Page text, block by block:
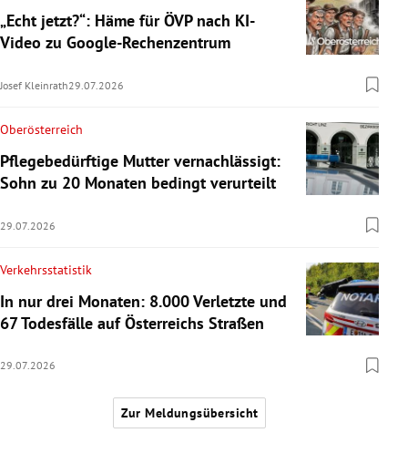
„Echt jetzt?“: Häme für ÖVP nach KI-
Video zu Google-Rechenzentrum
Josef Kleinrath29.07.2026
Oberösterreich
Pflegebedürftige Mutter vernachlässigt:
Sohn zu 20 Monaten bedingt verurteilt
29.07.2026
Verkehrsstatistik
In nur drei Monaten: 8.000 Verletzte und
67 Todesfälle auf Österreichs Straßen
29.07.2026
Zur Meldungsübersicht